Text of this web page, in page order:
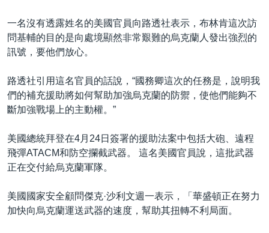
一名沒有透露姓名的美國官員向路透社表示，布林肯這次訪
問基輔的目的是向處境顯然非常艱難的烏克蘭人發出強烈的
訊號，要他們放心。
路透社引用這名官員的話說，“國務卿這次的任務是，說明我
們的補充援助將如何幫助加強烏克蘭的防禦，使他們能夠不
斷加強戰場上的主動權。”
美國總統拜登在4月24日簽署的援助法案中包括大砲、遠程
飛彈ATACM和防空攔截武器。 這名美國官員說，這批武器
正在交付給烏克蘭軍隊。
美國國家安全顧問傑克·沙利文週一表示，「華盛頓正在努力
加快向烏克蘭運送武器的速度，幫助其扭轉不利局面。